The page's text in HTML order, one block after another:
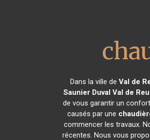
Dans la ville de Val de
Saunier Duval Val de
de vous garantir un
causés par une
commencer les travaux.
récentes. Nous vous